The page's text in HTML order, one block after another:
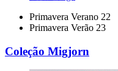
Primavera Verano 22
Primavera Verão 23
Coleção Migjorn